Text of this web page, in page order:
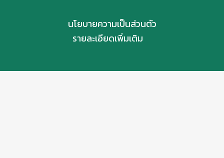
นโยบายความเป็นส่วนตัว
รายละเอียดเพิ่มเติม